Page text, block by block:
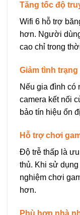
Tăng tốc độ
Wifi 6 hỗ trợ
hơn. Người
cao chỉ trong
Giảm tình
Nếu gia đình có
camera kết nối
bảo tín hiệu ổn
Hỗ trợ chơi
Độ trễ thấp là
thủ. Khi sử
nghiệm chơi
hơn.
Phù hợp nhà